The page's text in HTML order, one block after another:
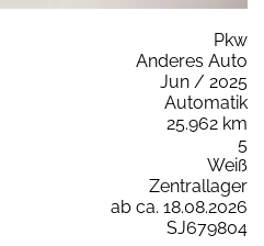
Pkw
Anderes Auto
Jun / 2025
Automatik
25.962 km
5
Weiß
Zentrallager
ab ca. 18.08.2026
SJ679804